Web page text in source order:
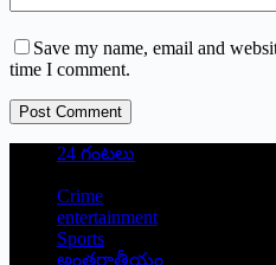
Save my name, email and
time I comment.
Post Comment
24 గంటలు
Crime
entertainment
Sports
అంతర్జాతీయం